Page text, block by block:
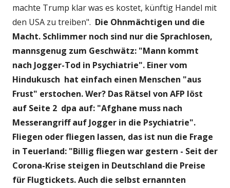
machte Trump klar was es kostet, künftig Handel mit
den USA zu treiben". Die Ohnmächtigen und die
Macht. Schlimmer noch sind nur die Sprachlosen,
mannsgenug zum Geschwätz: "Mann kommt
nach Jogger-Tod in Psychiatrie". Einer vom
Hindukusch hat einfach einen Menschen "aus
Frust" erstochen. Wer? Das Rätsel von AFP löst
auf Seite 2 dpa auf: "Afghane muss nach
Messerangriff auf Jogger in die Psychiatrie".
Fliegen oder fliegen lassen, das ist nun die Frage
in Teuerland: "Billig fliegen war gestern - Seit der
Corona-Krise steigen in Deutschland die Preise
für Flugtickets. Auch die selbst ernannten